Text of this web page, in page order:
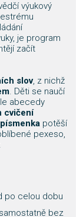
výukový
je program
začít
slov, z nichž
. Děti se naučí
abecedy
cvičení
potěší
pexeso,
po celou dobu
bez